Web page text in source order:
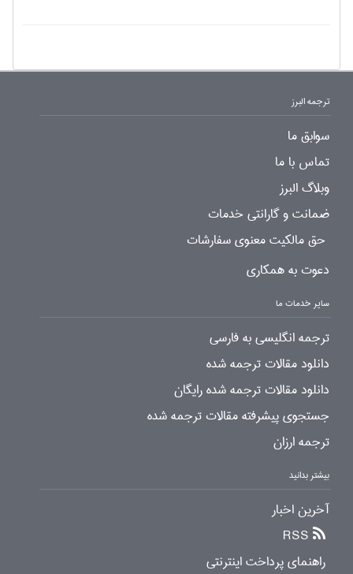
ترجمه البرز
سوابق ما
تماس با ما
وبلاگ البرز
ضمانت و گارانتی خدمات
حق مالکیت معنوی سفارشات
دعوت به همکاری
سایر خدمات ما
ترجمه انگلیسی به فارسی
دانلود مقالات ترجمه شده
دانلود مقالات ترجمه شده رایگان
جستجوی پیشرفته مقالات ترجمه شده
ترجمه ارزان
بیشتر بدانید
آخرین اخبار
RSS
راهنمای پرداخت اینترنتی